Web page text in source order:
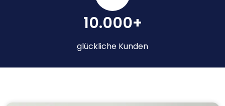
10.000+
glückliche Kunden